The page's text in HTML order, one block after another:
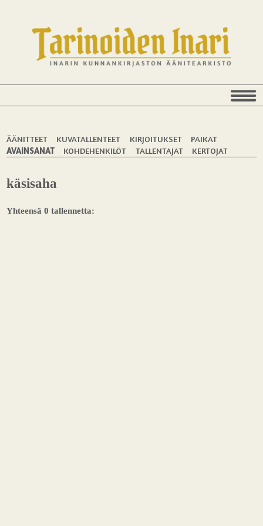
ÄÄNITTEET KUVATALLENTEET KIRJOITUKSET
PAIKAT
AVAINSANAT
KOHDEHENKILÖT TALLENTAJAT KERTOJAT
käsisaha
Yhteensä 0 tallennetta: